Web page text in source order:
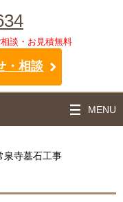
相談・お見積無料
・相談
MENU
泉寺墓石工事